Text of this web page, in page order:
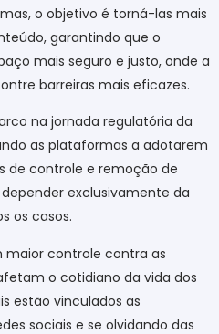
o objetivo é torná-las mais
garantindo que o
mais seguro e justo, onde a
barreiras mais eficazes.
na jornada regulatória da
as plataformas a adotarem
de controle e remoção de
exclusivamente da
os casos.
maior controle contra as
o cotidiano da vida dos
estão vinculados as
sociais e se olvidando das